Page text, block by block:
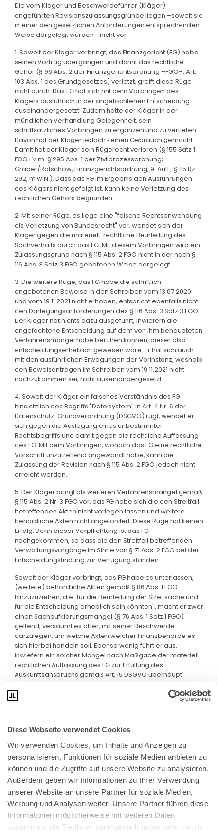
Diese Webseite verwendet Cookies
Wir verwenden Cookies, um Inhalte und Anzeigen zu
personalisieren, Funktionen für soziale Medien anbieten zu
können und die Zugriffe auf unsere Website zu analysieren.
Außerdem geben wir Informationen zu Ihrer Verwendung
unserer Website an unsere Partner für soziale Medien,
Werbung und Analysen weiter. Unsere Partner führen diese
Informationen möglicherweise mit weiteren Daten
zusammen, die Sie ihnen bereitgestellt haben oder die sie
Die vom Kläger und Beschwerdeführer (Kläger)
angeführten Revisionszulassungsgründe liegen –soweit sie
in einer den gesetzlichen Anforderungen entsprechenden
Weise dargelegt wurden– nicht vor.
1. Soweit der Kläger vorbringt, das Finanzgericht (FG) habe
seinen Vortrag übergangen und damit das rechtliche
Gehör (§ 96 Abs. 2 der Finanzgerichtsordnung –FGO–, Art.
103 Abs. 1 des Grundgesetzes) verletzt, greift diese Rüge
nicht durch. Das FG hat sich mit dem Vorbringen des
Klägers ausführlich in der angefochtenen Entscheidung
auseinandergesetzt. Zudem hatte der Kläger in der
mündlichen Verhandlung Gelegenheit, sein
schriftsätzliches Vorbringen zu ergänzen und zu vertiefen.
Davon hat der Kläger jedoch keinen Gebrauch gemacht.
Damit hat der Kläger sein Rügerecht verloren (§ 155 Satz 1
FGO i.V.m. § 295 Abs. 1 der Zivilprozessordnung;
Gräber/Ratschow, Finanzgerichtsordnung, 9. Aufl., § 115 Rz
292, m.w.N.). Dass das FG im Ergebnis den Ausführungen
des Klägers nicht gefolgt ist, kann keine Verletzung des
rechtlichen Gehörs begründen.
2. Mit seiner Rüge, es liege eine "falsche Rechtsanwendung
als Verletzung von Bundesrecht" vor, wendet sich der
Kläger gegen die materiell-rechtliche Beurteilung des
Sachverhalts durch das FG. Mit diesem Vorbringen wird ein
Zulassungsgrund nach § 115 Abs. 2 FGO nicht in der nach §
116 Abs. 3 Satz 3 FGO gebotenen Weise dargelegt.
3. Die weitere Rüge, das FG habe die schriftlich
angebotenen Beweise in den Schreiben vom 13.07.2020
und vom 19.11.2021 nicht erhoben, entspricht ebenfalls nicht
den Darlegungsanforderungen des § 116 Abs. 3 Satz 3 FGO.
Der Kläger hat nichts dazu ausgeführt, inwiefern die
angefochtene Entscheidung auf dem von ihm behaupteten
Verfahrensmangel habe beruhen können, dieser also
entscheidungserheblich gewesen wäre. Er hat sich auch
mit den ausführlichen Erwägungen der Vorinstanz, weshalb
den Beweisanträgen im Schreiben vom 19.11.2021 nicht
nachzukommen sei, nicht auseinandergesetzt.
4. Soweit der Kläger ein falsches Verständnis des FG
hinsichtlich des Begriffs "Dateisystem" in Art. 4 Nr. 6 der
Datenschutz-Grundverordnung (DSGVO) rügt, wendet er
sich gegen die Auslegung eines unbestimmten
Rechtsbegriffs und damit gegen die rechtliche Auffassung
des FG. Mit dem Vorbringen, wonach das FG eine rechtliche
Vorschrift unzutreffend angewandt habe, kann die
Zulassung der Revision nach § 115 Abs. 2 FGO jedoch nicht
erreicht werden.
5. Der Kläger bringt als weiteren Verfahrensmangel gemäß
§ 115 Abs. 2 Nr. 3 FGO vor, das FG habe sich die den Streitfall
betreffenden Akten nicht vorlegen lassen und weitere
behördliche Akten nicht angefordert. Diese Rüge hat keinen
Erfolg. Denn dieser Verpflichtung ist das FG
nachgekommen, so dass die den Streitfall betreffenden
Verwaltungsvorgänge im Sinne von § 71 Abs. 2 FGO bei der
Entscheidungsfindung zur Verfügung standen.
Soweit der Kläger vorbringt, das FG habe es unterlassen,
(weitere) behördliche Akten gemäß § 86 Abs. 1 FGO
hinzuzuziehen, die "für die Beurteilung der Streitsache und
für die Entscheidung erheblich sein könnten", macht er zwar
einen Sachaufklärungsmangel (§ 76 Abs. 1 Satz 1 FGO)
geltend, versäumt es aber, mit seiner Beschwerde
darzulegen, um welche Akten welcher Finanzbehörde es
sich hierbei handeln soll. Ebenso wenig führt er aus,
inwiefern ein solcher Mangel nach Maßgabe der materiell-
rechtlichen Auffassung des FG zur Erfüllung des
Auskunftsanspruchs gemäß Art. 15 DSGVO überhaupt
Bundeskanzlerplatz 2
53113 Bonn
Pressemitteilungen|AGB